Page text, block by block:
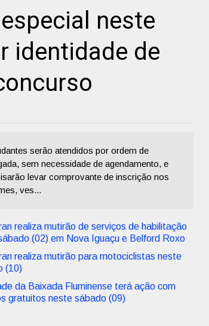
neste
identidade de
serão atendidos por ordem de
sem necessidade de agendamento, e
levar comprovante de inscrição nos
ves...
realiza mutirão de serviços de habilitação
(02) em Nova Iguaçu e Belford Roxo
realiza mutirão para motociclistas neste
(10)
da Baixada Fluminense terá ação com
gratuitos neste sábado (09)